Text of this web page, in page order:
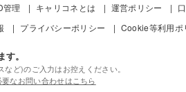
管理 キャリコネとは 運営ポリシー
プライバシーポリシー Cookie等利用ポ
。
ど)のご入力はお控えください。
なお問い合わせはこちら